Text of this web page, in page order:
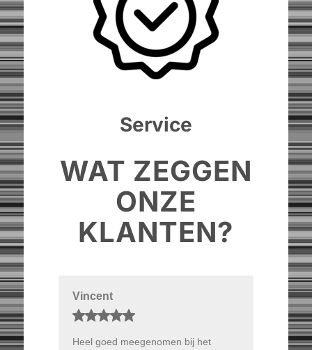
Service
WAT ZEGGEN
ONZE
KLANTEN?
Vincent
Heel goed meegenomen bij het